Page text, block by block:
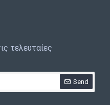
τελευταίες
Send